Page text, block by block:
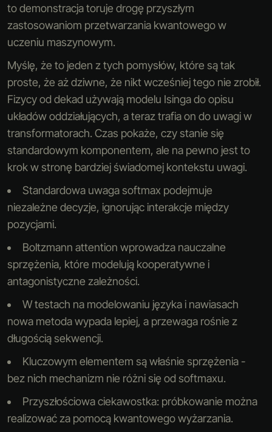
to demonstracja toruje drogę przyszłym
zastosowaniom przetwarzania kwantowego w
uczeniu maszynowym.
Myślę, że to jeden z tych pomysłów, które są tak
proste, że aż dziwne, że nikt wcześniej tego nie zrobił.
Fizycy od dekad używają modelu Isinga do opisu
układów oddziałujących, a teraz trafia on do uwagi w
transformatorach. Czas pokaże, czy stanie się
standardowym komponentem, ale na pewno jest to
krok w stronę bardziej świadomej kontekstu uwagi.
Standardowa uwaga softmax podejmuje
niezależne decyzje, ignorując interakcje między
pozycjami.
Boltzmann attention wprowadza nauczalne
sprzężenia, które modelują kooperatywne i
antagonistyczne zależności.
W testach na modelowaniu języka i nawiasach
nowa metoda wypada lepiej, a przewaga rośnie z
długością sekwencji.
Kluczowym elementem są właśnie sprzężenia -
bez nich mechanizm nie różni się od softmaxu.
Przyszłościowa ciekawostka: próbkowanie można
realizować za pomocą kwantowego wyżarzania.